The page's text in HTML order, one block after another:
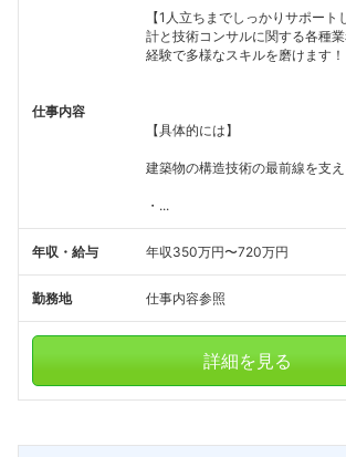
仕事内容
【1人立ちまでしっかりサポー
計と技術コンサルに関する各種
経験で多様なスキルを磨けます！
【具体的には】
建築物の構造技術の最前線を支え
・...
年収・給与 年収350万円〜720万円
勤務地 仕事内容参照
詳細を見る